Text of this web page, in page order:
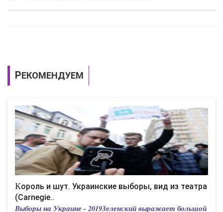
РЕКОМЕНДУЕМ
Король и шут. Украинские выборы, вид из театра
(Carnegie..
Выборы на Украине - 2019Зеленский выражает большой